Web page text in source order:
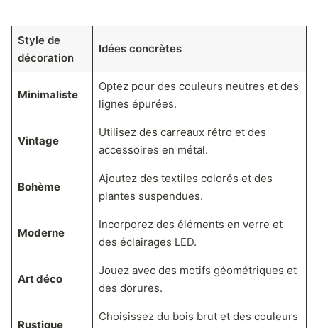
Style de
décoration
Idées concrètes
Minimaliste
Optez pour des couleurs neutres et des
lignes épurées.
Vintage
Utilisez des carreaux rétro et des
accessoires en métal.
Bohème
Ajoutez des textiles colorés et des
plantes suspendues.
Moderne
Incorporez des éléments en verre et
des éclairages LED.
Art déco
Jouez avec des motifs géométriques et
des dorures.
Rustique
Choisissez du bois brut et des couleurs